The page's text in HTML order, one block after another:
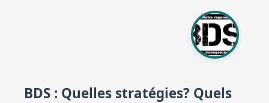
BDS : Quelles stratégies? Quels